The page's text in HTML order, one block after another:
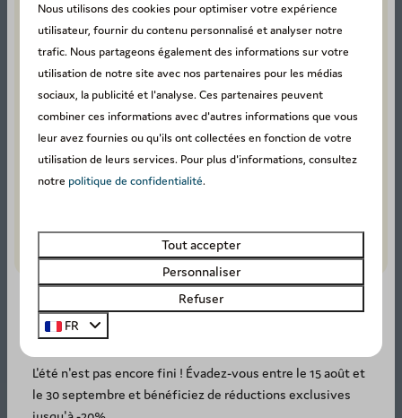
sur la plus petite ville du monde. Cet endroit
est accessible par le train touristique.
Parc des Topiaires
Admirez les plus de250 sculptures taillées
formes les plus insolites.
Train touristique
Le train touristique estLE moyen de découvrir Durbuy
SUMMER DEAL: -20%! ☀️
L'été n'est pas encore fini ! Évadez-vous entre le 15 août et
le 30 septembre et bénéficiez de réductions exclusives
Nous utilisons des cookies pour optimiser votre expérience
utilisateur, fournir du contenu personnalisé et analyser notre
trafic. Nous partageons également des informations sur votre
utilisation de notre site avec nos partenaires pour les médias
sociaux, la publicité et l'analyse. Ces partenaires peuvent
combiner ces informations avec d'autres informations que vous
leur avez fournies ou qu'ils ont collectées en fonction de votre
utilisation de leurs services. Pour plus d'informations, consultez
notre politique de confidentialité.
Tout accepter
Personnaliser
Refuser
FR